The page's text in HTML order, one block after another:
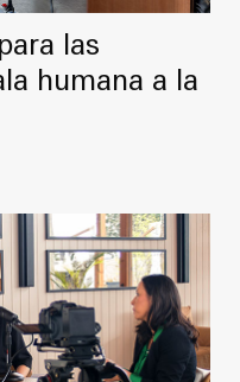
las
humana a la